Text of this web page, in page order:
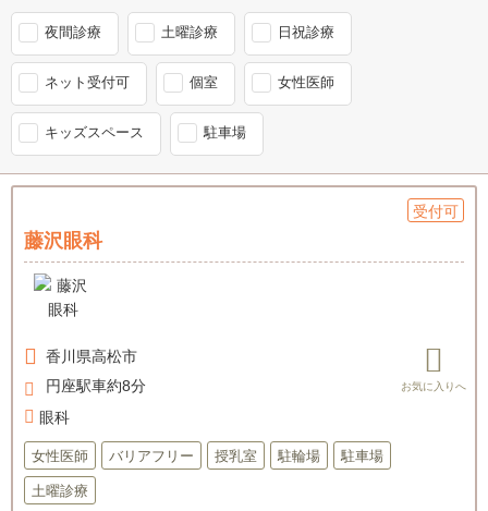
夜間診療 土曜診療 日祝診療
ネット受付可 個室 女性医師
キッズスペース 駐車場
受付可
藤沢眼科
香川県高松市
円座駅車約8分
眼科
女性医師 バリアフリー 授乳室 駐輪場 駐車場
土曜診療